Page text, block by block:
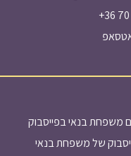
+36
משפחת בנאי בפייסבוק
של משפחת בנאי